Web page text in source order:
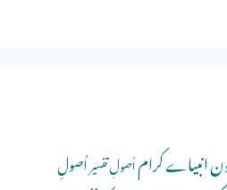
انبیاے کراماُصولِ تفسیراُصولِ